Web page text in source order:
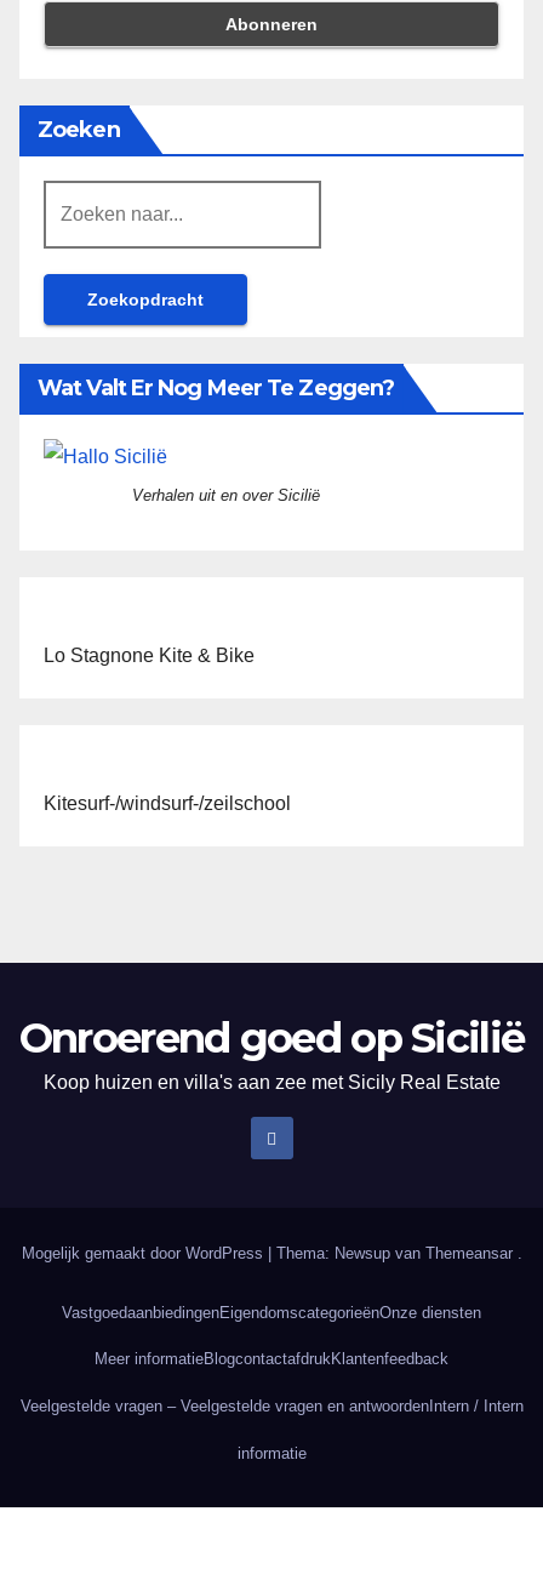
Zoeken
Wat Valt Er Nog Meer Te Zeggen?
Verhalen uit en over Sicilië
Lo Stagnone Kite & Bike
Kitesurf-/windsurf-/zeilschool
Onroerend goed op Sicilië
Koop huizen en villa's aan zee met Sicily Real Estate
Mogelijk gemaakt door WordPress Thema: Newsup van Themeansar.
VastgoedaanbiedingenEigendomscategorieënOnze diensten
Meer informatieBlogcontactafdrukKlantenfeedback
Veelgestelde vragen – Veelgestelde vragen en antwoordenIntern / Intern
informatie